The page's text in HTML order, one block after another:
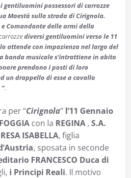
gentiluomini possessori di carrozze
Maestà sulla strada di Cirignola.
Comandante delle armi della
diversi gentiluomini verso le 11
attende con impazienza nel largo del
banda musicale s’intrattiene in abito
prendono i posti di loro
un drappello di esse a cavallo
.
per “Cirignola” l’11 Gennaio
FOGGIAcon la REGINA, S.A.
ISABELLA, figlia
, sposata in seconde
FRANCESCO Duca di
i Principi Reali. Il motivo